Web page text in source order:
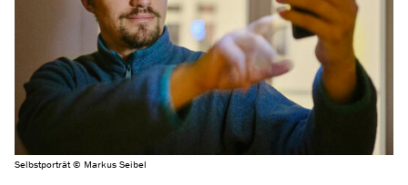
Selbstporträt © Markus Seibel